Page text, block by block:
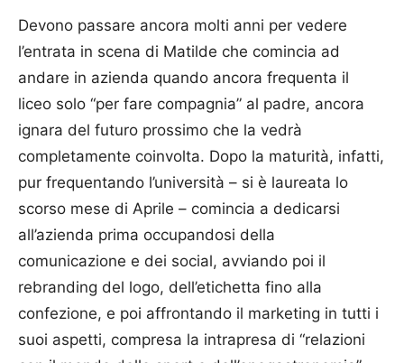
Devono passare ancora molti anni per vedere
l’entrata in scena di Matilde che comincia ad
andare in azienda quando ancora frequenta il
liceo solo “per fare compagnia” al padre, ancora
ignara del futuro prossimo che la vedrà
completamente coinvolta. Dopo la maturità, infatti,
pur frequentando l’università – si è laureata lo
scorso mese di Aprile – comincia a dedicarsi
all’azienda prima occupandosi della
comunicazione e dei social, avviando poi il
rebranding del logo, dell’etichetta fino alla
confezione, e poi affrontando il marketing in tutti i
suoi aspetti, compresa la intrapresa di “relazioni